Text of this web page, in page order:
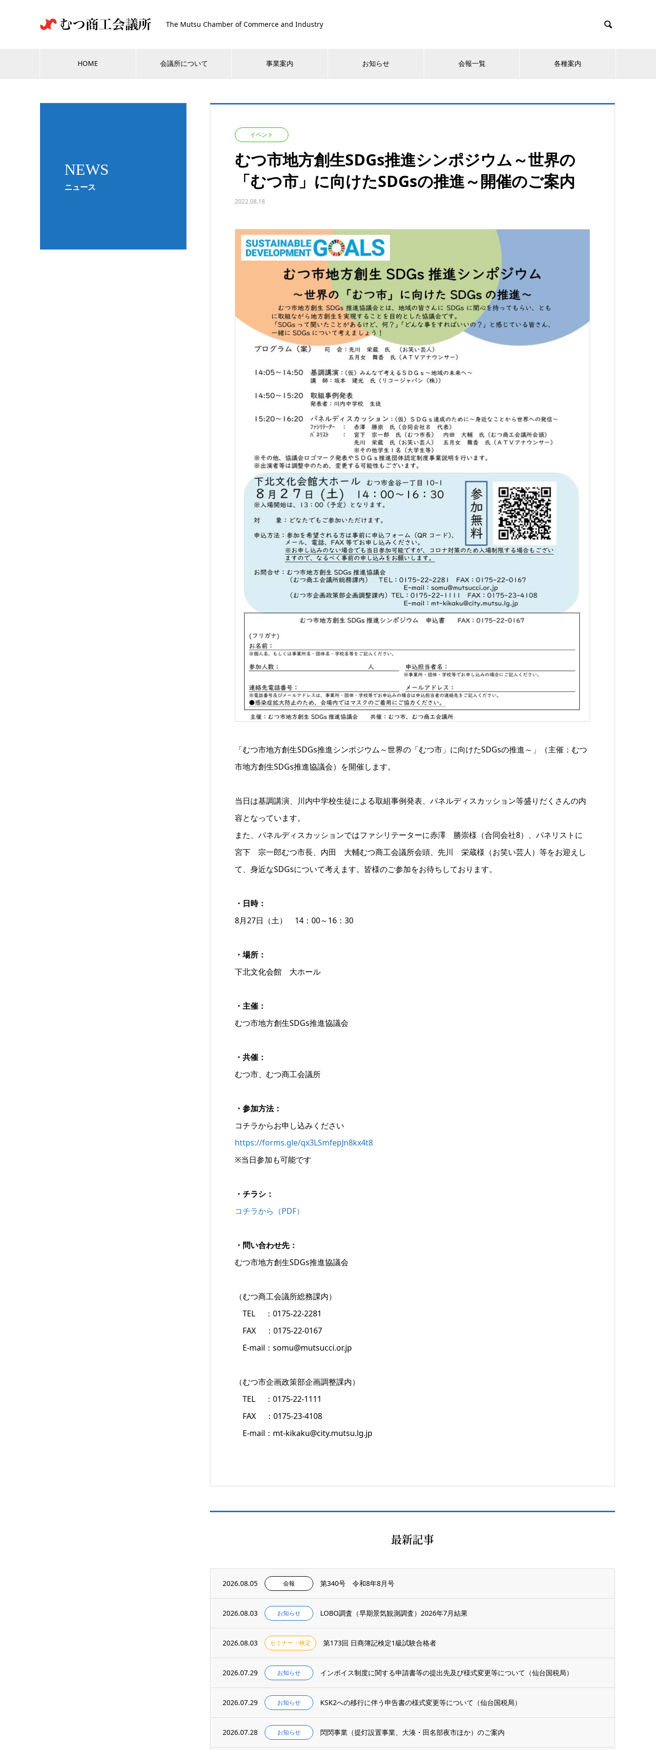
The Mutsu Chamber of Commerce and Industry 
HOME 会議所について 事業案内 お知らせ 会報一覧 各種案内
NEWS
ニュース
イベント
むつ市地方創生SDGs推進シンポジウム～世界の
「むつ市」に向けたSDGsの推進～開催のご案内
2022.08.18
「むつ市地方創生SDGs推進シンポジウム～世界の「むつ市」に向けたSDGsの推進～」（主催：むつ
市地方創生SDGs推進協議会）を開催します。
当日は基調講演、川内中学校生徒による取組事例発表、パネルディスカッション等盛りだくさんの内
容となっています。
また、パネルディスカッションではファシリテーターに赤澤 勝崇様（合同会社8）、パネリストに
宮下 宗一郎むつ市長、内田 大輔むつ商工会議所会頭、先川 栄蔵様（お笑い芸人）等をお迎えし
て、身近なSDGsについて考えます。皆様のご参加をお待ちしております。
・日時：
8月27日（土） 14：00～16：30
・場所：
下北文化会館 大ホール
・主催：
むつ市地方創生SDGs推進協議会
・共催：
むつ市、むつ商工会議所
・参加方法：
コチラからお申し込みください
https://forms.gle/qx3LSmfepJn8kx4t8
※当日参加も可能です
・チラシ：
コチラから（PDF）
・問い合わせ先：
むつ市地方創生SDGs推進協議会
（むつ商工会議所総務課内）
TEL ：0175-22-2281
FAX ：0175-22-0167
E-mail：somu@mutsucci.or.jp
（むつ市企画政策部企画調整課内）
TEL ：0175-22-1111
FAX ：0175-23-4108
E-mail：mt-kikaku@city.mutsu.lg.jp
最新記事
2026.08.05 会報 第340号 令和8年8月号
2026.08.03 お知らせ LOBO調査（早期景気観測調査）2026年7月結果
2026.08.03 セミナー・検定 第173回 日商簿記検定1級試験合格者
2026.07.29 お知らせ インボイス制度に関する申請書等の提出先及び様式変更等について（仙台国税局）
2026.07.29 お知らせ KSK2への移行に伴う申告書の様式変更等について（仙台国税局）
2026.07.28 お知らせ 閃閃事業（提灯設置事業、大湊・田名部夜市ほか）のご案内